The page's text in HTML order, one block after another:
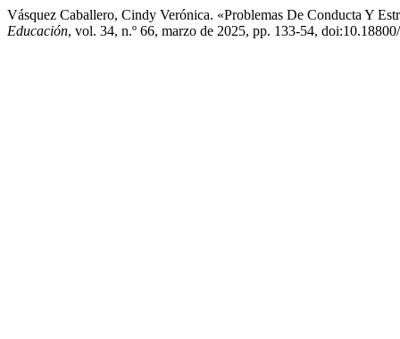
Vásquez Caballero, Cindy Verónica. «Problemas De Conducta Y
Educación, vol. 34, n.º 66, marzo de 2025, pp. 133-54,